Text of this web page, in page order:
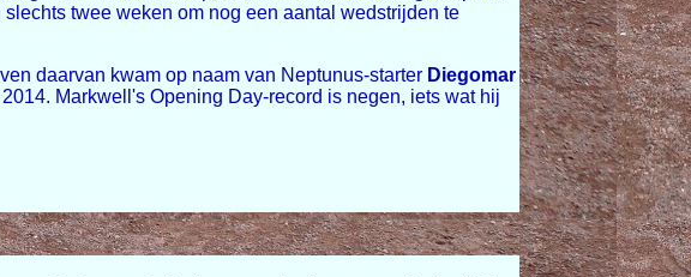
twee weken om nog een aantal wedstrijden te
daarvan kwam op naam van Neptunus-starter Diegomar
Markwell's Opening Day-record is negen, iets wat hij